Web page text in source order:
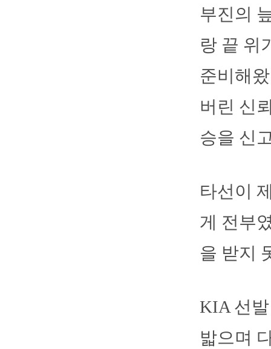
부진의
랑 끝 위
준비해
버린 신
승을 신
타선이
게 전부
을 받지
KIA 선
밟으며